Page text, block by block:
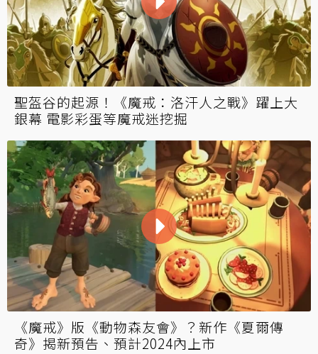
聖盔谷的起源！《魔戒：洛汗人之戰》躍上大
銀幕 電影彩蛋等魔戒迷挖掘
《魔戒》版《動物森友會》？新作《夏爾傳
奇》揭新預告、預計2024內上市